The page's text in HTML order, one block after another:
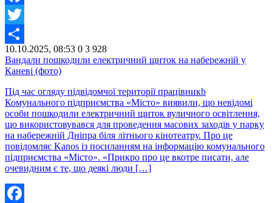
Facebook
Twitter
Share
10.10.2025, 08:53 0 3 928
Вандали пошкодили електричний щиток на набережній у
Каневі (фото)
Під час огляду підвідомчої території працівникb
Комунального підприємства «Місто» виявили, що невідомі
особи пошкодили електричний щиток вуличного освітлення,
що використовувався для проведення масових заходів у парку
на набережній Дніпра біля літнього кінотеатру. Про це
повідомляє Kanos із посиланням на інформацію комунального
підприємства «Місто». «Прикро про це вкотре писати, але
очевидним є те, що деякі люди […]